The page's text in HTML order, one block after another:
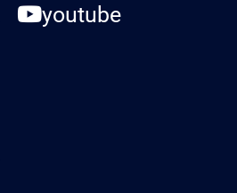
youtube